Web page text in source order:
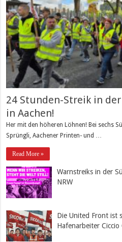
24 Stunden-Streik in
in Aachen!
Her mit den höheren Löhnen! Bei sechs
Sprüngli, Aachener Printen- und …
Read More »
Warnstreiks in der
NRW
Die United Front ist
Hafenarbeiter Ciccio